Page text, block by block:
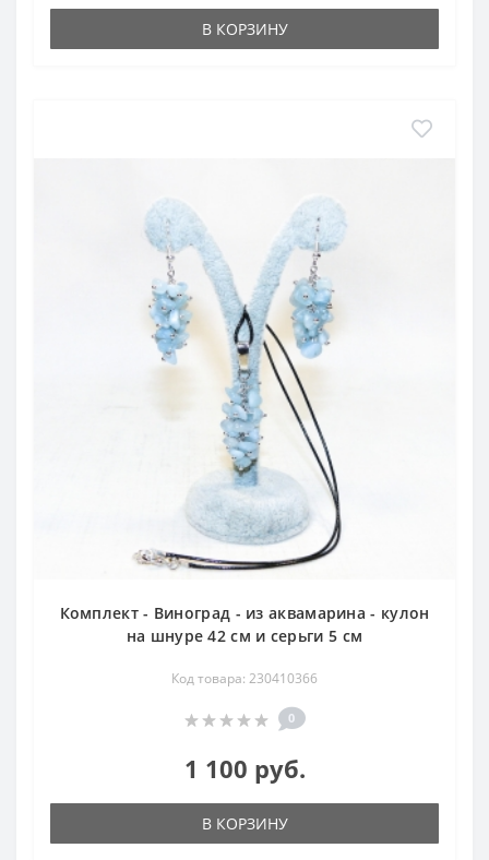
В КОРЗИНУ
Комплект - Виноград - из аквамарина - кулон
на шнуре 42 см и серьги 5 см
Код товара: 230410366
0
1 100 руб.
В КОРЗИНУ